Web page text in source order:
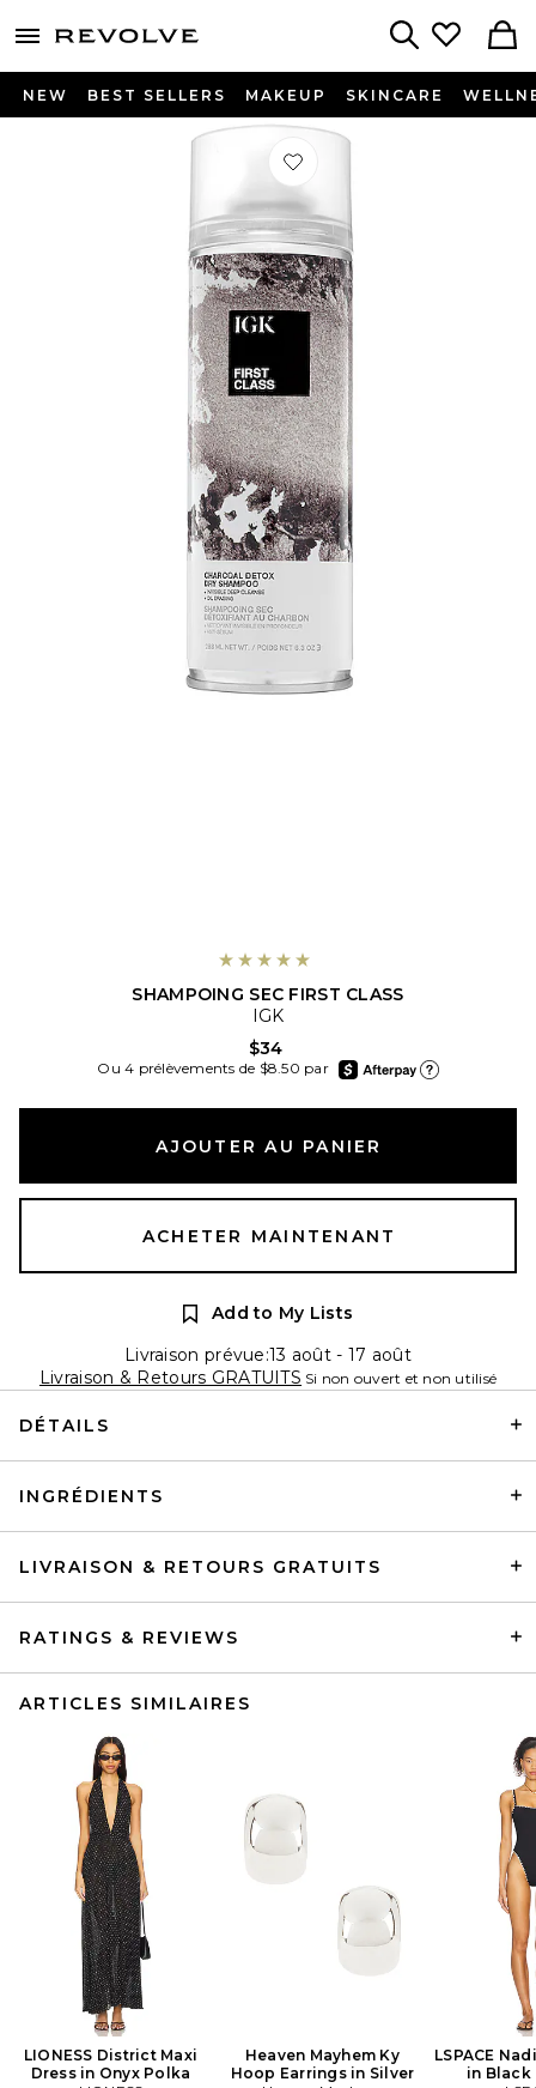
menu - shows more content
NEW BEST SELLERS MAKEUP SKINCARE
Préféré SHAMPOING SEC FIRST
SHAMPOING SEC FIRST CLASS
IGK
$34
Ou 4 prélèvements de $8.50 par
afterpay
AJOUTER AU PANIER
ACHETER MAINTENANT
Add to My Lists
Livraison prévue:13 août - 17 août
Livraison & Retours GRATUITS Si non ouvert et non utilisé
DÉTAILS
INGRÉDIENTS
LIVRAISON & RETOURS GRATUITS
RATINGS & REVIEWS
ARTICLES SIMILAIRES
LIONESS District Maxi
Dress in Onyx Polka
Heaven Mayhem Ky
Hoop Earrings in Silver
LSPACE
in Black